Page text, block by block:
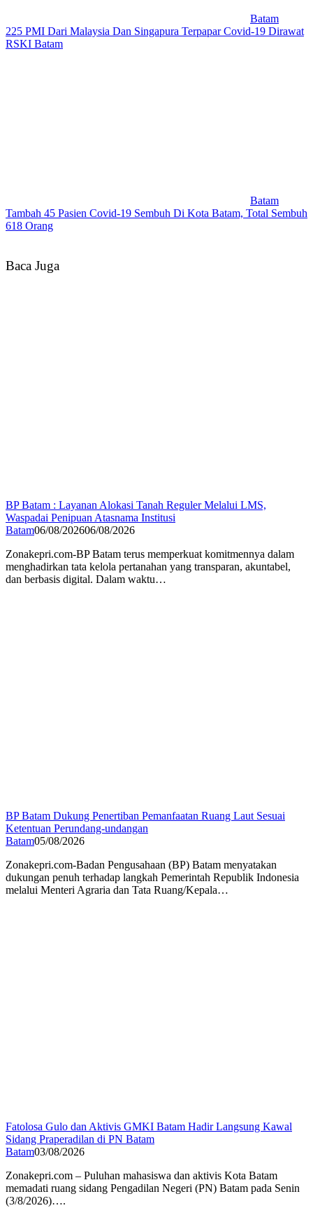
Batam
225 PMI Dari Malaysia Dan Singapura Terpapar Covid-19 Dirawat
RSKI Batam
Batam
Tambah 45 Pasien Covid-19 Sembuh Di Kota Batam, Total Sembuh
618 Orang
Baca Juga
BP Batam : Layanan Alokasi Tanah Reguler Melalui LMS,
Waspadai Penipuan Atasnama Institusi
Batam06/08/202606/08/2026
Zonakepri.com-BP Batam terus memperkuat komitmennya dalam
menghadirkan tata kelola pertanahan yang transparan, akuntabel,
dan berbasis digital. Dalam waktu…
BP Batam Dukung Penertiban Pemanfaatan Ruang Laut Sesuai
Ketentuan Perundang-undangan
Batam05/08/2026
Zonakepri.com-Badan Pengusahaan (BP) Batam menyatakan
dukungan penuh terhadap langkah Pemerintah Republik Indonesia
melalui Menteri Agraria dan Tata Ruang/Kepala…
Fatolosa Gulo dan Aktivis GMKI Batam Hadir Langsung Kawal
Sidang Praperadilan di PN Batam
Batam03/08/2026
Zonakepri.com – Puluhan mahasiswa dan aktivis Kota Batam
memadati ruang sidang Pengadilan Negeri (PN) Batam pada Senin
(3/8/2026)….